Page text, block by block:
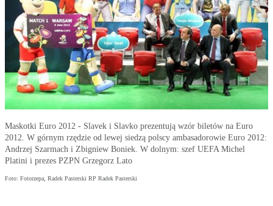
Maskotki Euro 2012 - Slavek i Slavko prezentują wzór biletów na Euro
2012. W górnym rzędzie od lewej siedzą polscy ambasadorowie Euro 2012:
Andrzej Szarmach i Zbigniew Boniek. W dolnym: szef UEFA Michel
Platini i prezes PZPN Grzegorz Lato
Foto: Fotorzepa, Radek Pasterski RP Radek Pasterski